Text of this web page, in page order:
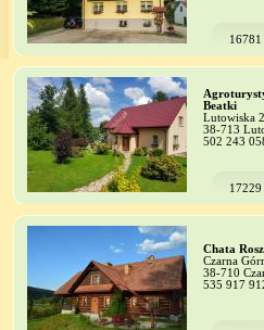
16781
Beatki
Lutowiska
38-713
502 243
17229
Chata
Czarna
38-710
535 917